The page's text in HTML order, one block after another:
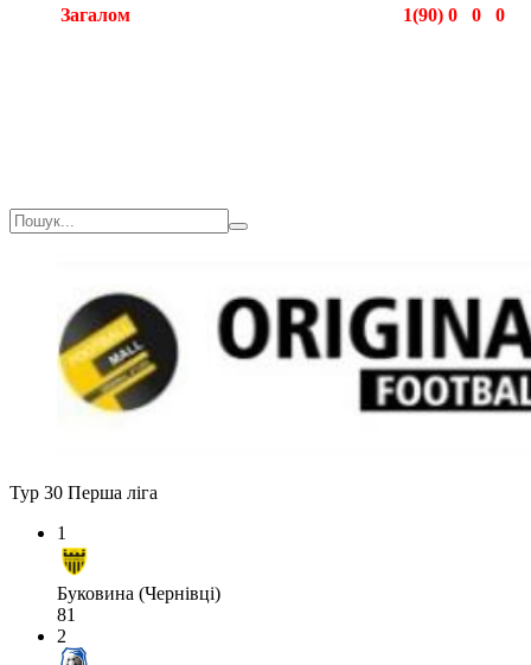
Загалом
1(90) 0 0
0
Тур 30 Перша ліга
1
Буковина (Чернівці)
81
2